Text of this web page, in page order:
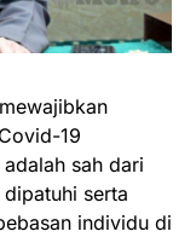
19
sah dari
serta
individu di